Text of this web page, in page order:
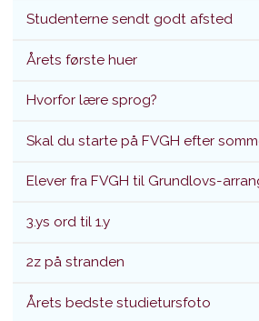
Studenterne sendt
Studenterne sendt godt afsted
Årets første huer
Hvorfor lære sprog?
Skal du starte på FVGH efter
Elever fra FVGH til Grundlovs-
3.ys ord til 1.y
2z på stranden
Årets bedste studietursfoto